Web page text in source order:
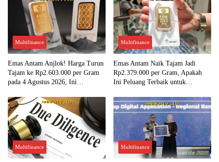
Multifinance
Emas Antam Anjlok! Harga Turun
Tajam ke Rp2.603.000 per Gram
pada 4 Agustus 2026, Ini
Multifinance
Emas Antam Naik Tajam Jadi
Rp2.379.000 per Gram, Apakah
Ini Peluang Terbaik untuk
Multifinance Multifinance